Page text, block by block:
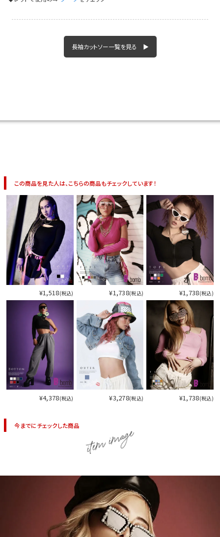
長袖カットソー一覧を見る ▶
この商品を見た人は、こちらの商品もチェックしています！
¥1,518(税込) ¥1,738(税込) ¥1,738(税込)
¥4,378(税込) ¥3,278(税込) ¥1,738(税込)
今までにチェックした商品 item image